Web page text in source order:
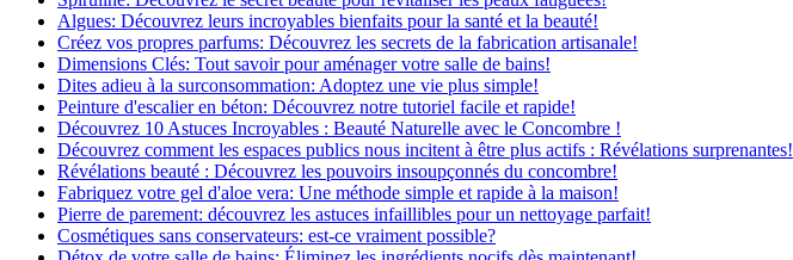
Algues: Découvrez leurs incroyables bienfaits pour la santé et la beauté!
Créez vos propres parfums: Découvrez les secrets de la fabrication artisanale!
Dimensions Clés: Tout savoir pour aménager votre salle de bains!
Dites adieu à la surconsommation: Adoptez une vie plus simple!
Peinture d'escalier en béton: Découvrez notre tutoriel facile et rapide!
Découvrez 10 Astuces Incroyables : Beauté Naturelle avec le Concombre !
Découvrez comment les espaces publics nous incitent à être plus actifs : Révélations surprenantes!
Révélations beauté : Découvrez les pouvoirs insoupçonnés du concombre!
Fabriquez votre gel d'aloe vera: Une méthode simple et rapide à la maison!
Pierre de parement: découvrez les astuces infaillibles pour un nettoyage parfait!
Cosmétiques sans conservateurs: est-ce vraiment possible?